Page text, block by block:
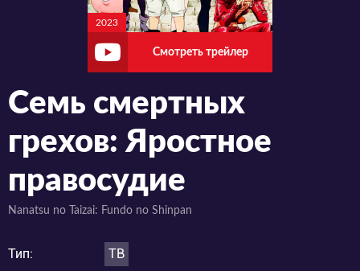
2023
Смотреть трейлер
Семь смертных
грехов: Яростное
правосудие
Nanatsu no Taizai: Fundo no Shinpan
Тип: ТВ